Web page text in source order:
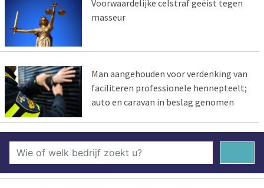
Voorwaardelijke celstraf geëist tegen
masseur
Man aangehouden voor verdenking van
faciliteren professionele hennepteelt;
auto en caravan in beslag genomen